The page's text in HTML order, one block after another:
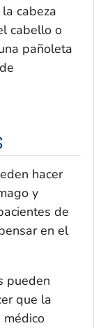
cabeza
cabello o
pañoleta
hacer
y
de
en el
pueden
que la
médico